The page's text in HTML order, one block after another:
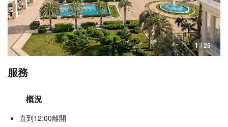
1 / 25
服務
概況
直到12:00離開